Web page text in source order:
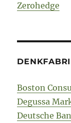
Zerohedge
Boston
Degussa
Deutsche